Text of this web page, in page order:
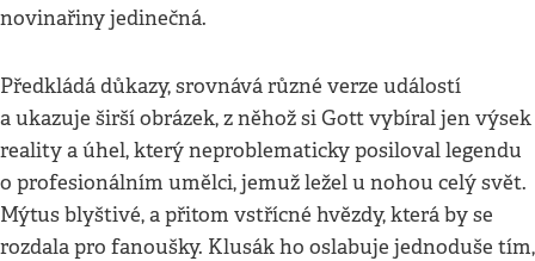
novinařiny jedinečná.
Předkládá důkazy, srovnává různé verze událostí
a ukazuje širší obrázek, z něhož si Gott vybíral jen výsek
reality a úhel, který neproblematicky posiloval legendu
o profesionálním umělci, jemuž ležel u nohou celý svět.
Mýtus blyštivé, a přitom vstřícné hvězdy, která by se
rozdala pro fanoušky. Klusák ho oslabuje jednoduše tím,